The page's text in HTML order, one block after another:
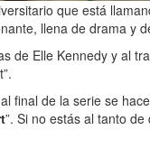
que está
llena de drama y
de Elle Kennedy y al
final de la serie se
”. Si no estás al tanto